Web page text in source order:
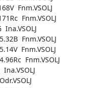
Fnm.VSOLJ
Fnm.VSOLJ
Ina.VSOLJ
Fnm.VSOLJ
Fnm.VSOLJ
Fnm.VSOLJ